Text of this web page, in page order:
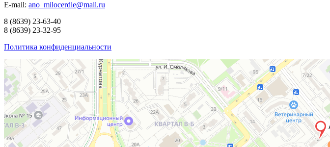
E-mail: ano_milocerdie@mail.ru
8 (8639) 23-63-40
8 (8639) 23-32-95
Политика конфиденциальности